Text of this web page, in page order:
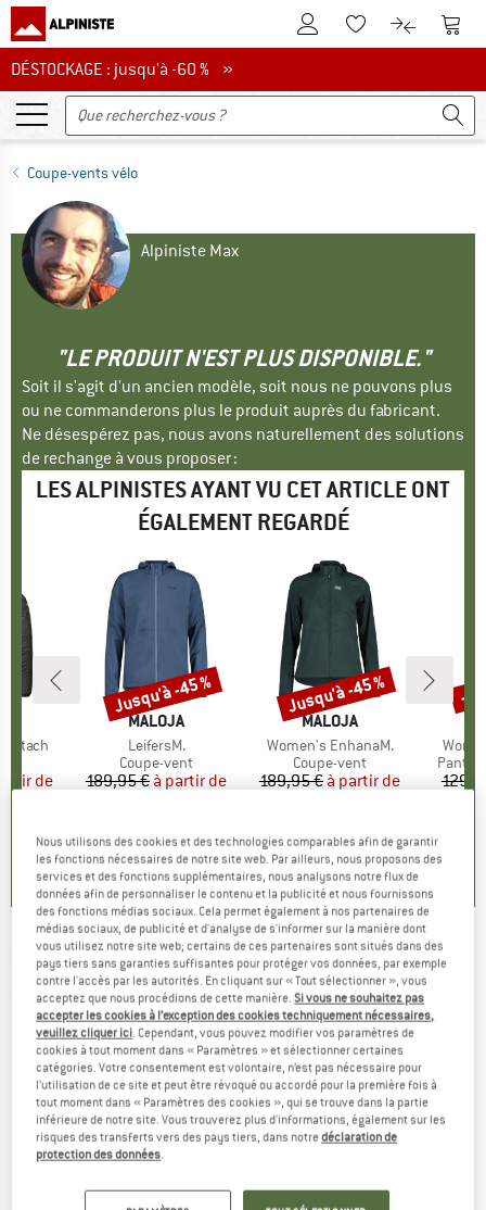
Vers le compte client
Vers la liste
Vers le
DÉSTOCKAGE : jusqu'à -60 %
DÉSTOCKAGE : jusqu'à -60 % »
Coupe-vents vélo
Alpiniste Max
"LE PRODUIT N'EST PLUS DISPONIBLE."
Soit il s'agit d'un ancien modèle, soit nous ne pouvons plus
ou ne commanderons plus le produit auprès du fabricant.
Ne désespérez pas, nous avons naturellement des solutions
de rechange à vous proposer :
LES ALPINISTES AYANT VU CET ARTICLE ONT
ÉGALEMENT REGARDÉ
réduit
de
MARQUE
MALOJA
Article
LeifersM.
Product group
Coupe-vent
Prix
189,95 € Prix réduit
à partir de
0,0(0)
Remise
Jusqu'à -45 %
MARQUE
MALOJA
Article
Women's EnhanaM.
Product group
Coupe-vent
Prix
189,95 € Prix réduit
à partir de
0,0 (0)
Remise
Jusqu'à -45 %
Article
-
MALOJA -FichteM. - Veste de cyclisme
(0)
Nous utilisons des cookies et des technologies comparables afin de garantir
les fonctions nécessaires de notre site web. Par ailleurs, nous proposons des
services et des fonctions supplémentaires, nous analysons notre flux de
données afin de personnaliser le contenu et la publicité et nous fournissons
des fonctions médias sociaux. Cela permet également à nos partenaires de
médias sociaux, de publicité et d'analyse de s'informer sur la manière dont
vous utilisez notre site web; certains de ces partenaires sont situés dans des
pays tiers sans garanties suffisantes pour protéger vos données, par exemple
contre l'accès par les autorités. En cliquant sur « Tout sélectionner », vous
acceptez que nous procédions de cette manière.Si vous ne souhaitez pas
accepter les cookies à l’exception des cookies techniquement nécessaires,
veuillez cliquer ici. Cependant, vous pouvez modifier vos paramètres de
cookies à tout moment dans « Paramètres » et sélectionner certaines
catégories. Votre consentement est volontaire, n’est pas nécessaire pour
l’utilisation de ce site et peut être révoqué ou accordé pour la première fois à
tout moment dans « Paramètres des cookies », qui se trouve dans la partie
inférieure de notre site. Vous trouverez plus d'informations, également sur les
risques des transferts vers des pays tiers, dans notredéclaration de
protection des données.